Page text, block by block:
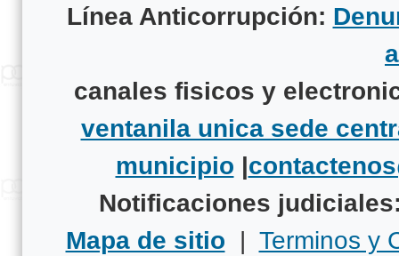
Línea Anticorrupción:
canales fisicos y
ventanila unica sede
municipio |
Notificaciones
Mapa de sitio | Terminos y